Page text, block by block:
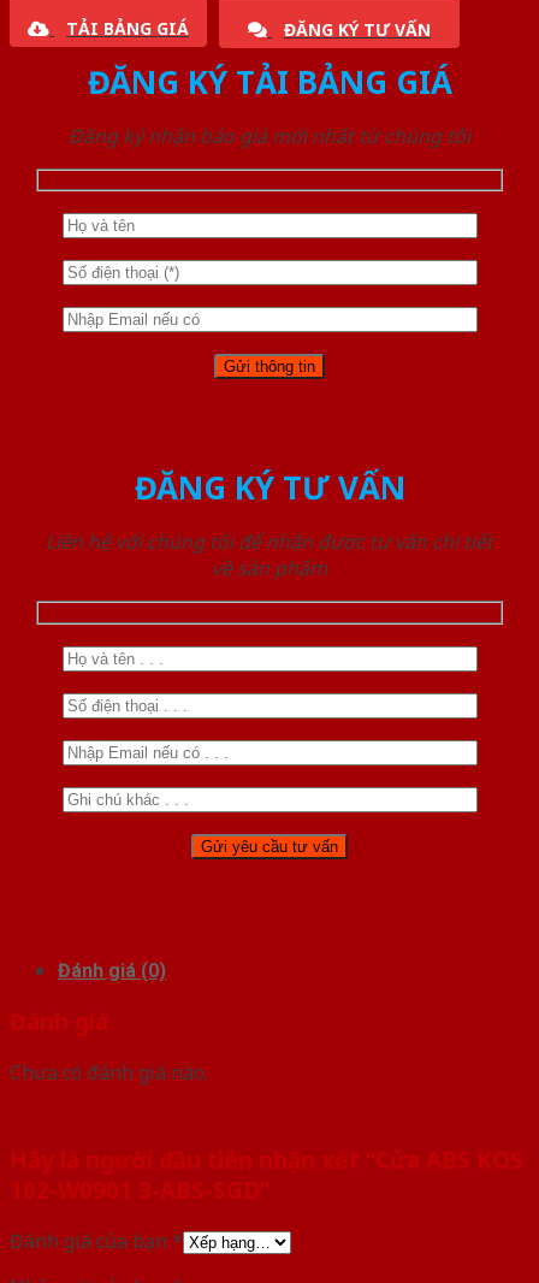
TẢI BẢNG GIÁ ĐĂNG KÝ TƯ VẤN
ĐĂNG KÝ TẢI BẢNG GIÁ
Đăng ký nhận báo giá mới nhất từ chúng tôi
ĐĂNG KÝ TƯ VẤN
Liên hệ với chúng tôi để nhận được tư vấn chi tiết
về sản phẩm
Đánh giá (0)
Đánh giá
Chưa có đánh giá nào.
Hãy là người đầu tiên nhận xét “Cửa ABS KOS
102-W0901 3-ABS-SGD”
Đánh giá của bạn *